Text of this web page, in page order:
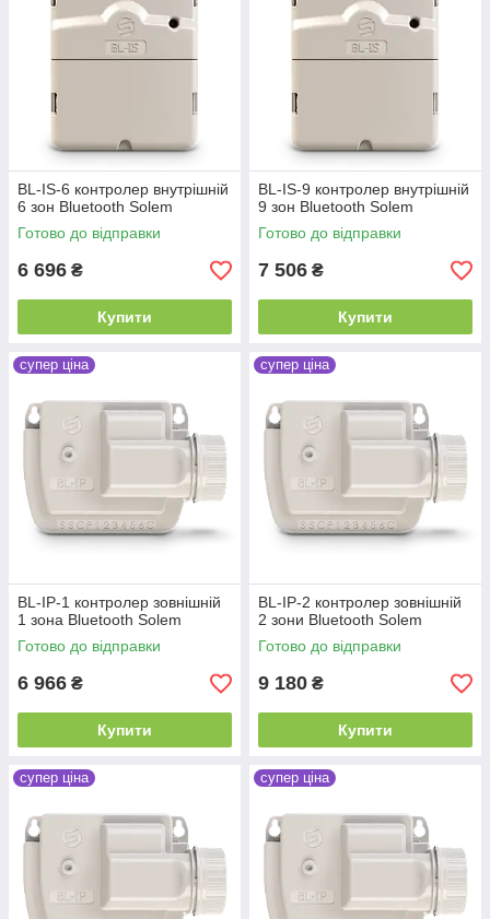
BL-IS-6 контролер внутрішній
6 зон Bluetooth Solem
Готово до відправки
6 696 ₴
Купити
BL-IS-9 контролер внутрішній
9 зон Bluetooth Solem
Готово до відправки
7 506 ₴
Купити
супер ціна
BL-IP-1 контролер зовнішній
1 зона Bluetooth Solem
Готово до відправки
6 966 ₴
Купити
супер ціна
BL-IP-2 контролер зовнішній
2 зони Bluetooth Solem
Готово до відправки
9 180 ₴
Купити
супер ціна супер ціна